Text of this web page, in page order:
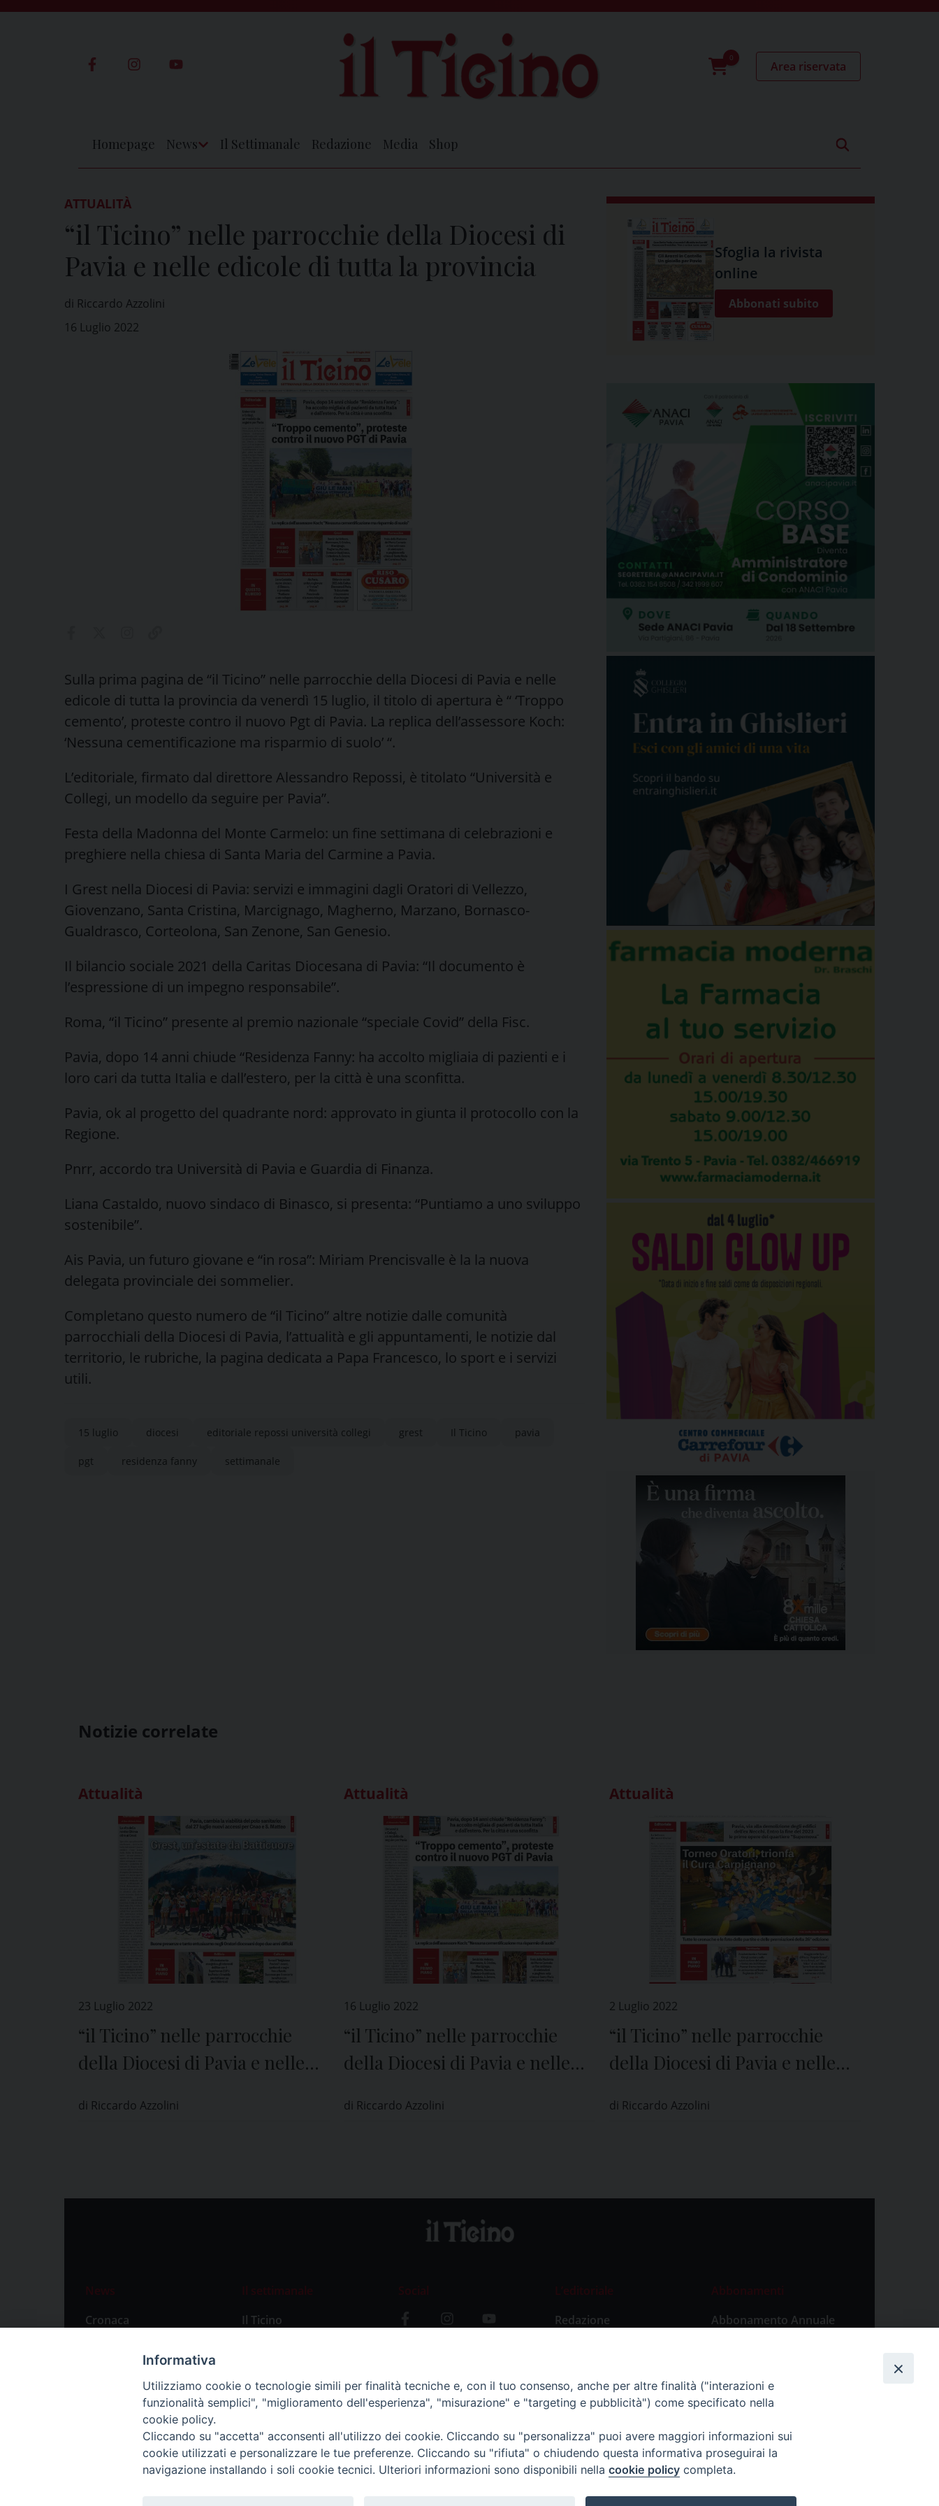
0
Area riservata
Homepage News Il Settimanale Redazione Media Shop
ATTUALITÀ
“il Ticino” nelle parrocchie della Diocesi di
Pavia e nelle edicole di tutta la provincia
di Riccardo Azzolini
16 Luglio 2022
Sulla prima pagina de “il Ticino” nelle parrocchie della Diocesi di Pavia e nelle
edicole di tutta la provincia da venerdì 15 luglio, il titolo di apertura è “ ‘Troppo
cemento’, proteste contro il nuovo Pgt di Pavia. La replica dell’assessore Koch:
‘Nessuna cementificazione ma risparmio di suolo’ “.
L’editoriale, firmato dal direttore Alessandro Repossi, è titolato “Università e
Collegi, un modello da seguire per Pavia”.
Festa della Madonna del Monte Carmelo: un fine settimana di celebrazioni e
preghiere nella chiesa di Santa Maria del Carmine a Pavia.
I Grest nella Diocesi di Pavia: servizi e immagini dagli Oratori di Vellezzo,
Giovenzano, Santa Cristina, Marcignago, Magherno, Marzano, Bornasco-
Gualdrasco, Corteolona, San Zenone, San Genesio.
Il bilancio sociale 2021 della Caritas Diocesana di Pavia: “Il documento è
l’espressione di un impegno responsabile”.
Roma, “il Ticino” presente al premio nazionale “speciale Covid” della Fisc.
Pavia, dopo 14 anni chiude “Residenza Fanny: ha accolto migliaia di pazienti e i
loro cari da tutta Italia e dall’estero, per la città è una sconfitta.
Pavia, ok al progetto del quadrante nord: approvato in giunta il protocollo con la
Regione.
Pnrr, accordo tra Università di Pavia e Guardia di Finanza.
Liana Castaldo, nuovo sindaco di Binasco, si presenta: “Puntiamo a uno sviluppo
sostenibile”.
Ais Pavia, un futuro giovane e “in rosa”: Miriam Prencisvalle è la la nuova
delegata provinciale dei sommelier.
Completano questo numero de “il Ticino” altre notizie dalle comunità
parrocchiali della Diocesi di Pavia, l’attualità e gli appuntamenti, le notizie dal
territorio, le rubriche, la pagina dedicata a Papa Francesco, lo sport e i servizi
utili.
15 luglio diocesi editoriale repossi università collegi grest Il Ticino pavia
pgt residenza fanny settimanale
Sfoglia la rivista
online
Abbonati subito
Notizie correlate
Attualità
23 Luglio 2022
“il Ticino” nelle parrocchie
della Diocesi di Pavia e nelle
di Riccardo Azzolini
Attualità
16 Luglio 2022
“il Ticino” nelle parrocchie
della Diocesi di Pavia e nelle
di Riccardo Azzolini
Attualità
2 Luglio 2022
“il Ticino” nelle parrocchie
della Diocesi di Pavia e nelle
di Riccardo Azzolini
News
Cronaca
Primo Piano
Il settimanale
Il Ticino
Social
L’editoriale
Redazione
Abbonamenti
Abbonamento Annuale
Abbonamento Singola
Informativa
Utilizziamo cookie o tecnologie simili per finalità tecniche e, con il tuo consenso, anche per altre finalità ("interazioni e
funzionalità semplici", "miglioramento dell'esperienza", "misurazione" e "targeting e pubblicità") come specificato nella
cookie policy.
Cliccando su "accetta" acconsenti all'utilizzo dei cookie. Cliccando su "personalizza" puoi avere maggiori informazioni sui
cookie utilizzati e personalizzare le tue preferenze. Cliccando su "rifiuta" o chiudendo questa informativa proseguirai la
navigazione installando i soli cookie tecnici. Ulteriori informazioni sono disponibili nella cookie policy completa.